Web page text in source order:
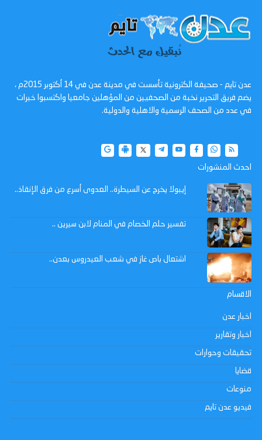
عدن تايم - صحيفة الكترونية تأسست في مدينة عدن في 14 أكتوبر 2015م ،
يضم فريق التحرير نخبة من الصحفيين من المؤهلين جامعيا واكتسبوا خبرات
في عدد من الصحف الرسمية والاهلية والدولية.
احدث المنشورات
إيبولا يخرج عن السيطرة.. العدوى أسرع من فرق الإنقاذ..
تفسير حلم الخصام في المنام لابن سيرين ..
اشتعال باص غاز في شعب العيدروس بعدن..
الاقسام
اخبار عدن
اخبار وتقارير
تحقيقات وحوارات
قضايا
منوعات
فيديو عدن تايم